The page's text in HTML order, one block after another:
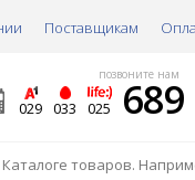
Поставщикам
позвоните нам
029 033 025